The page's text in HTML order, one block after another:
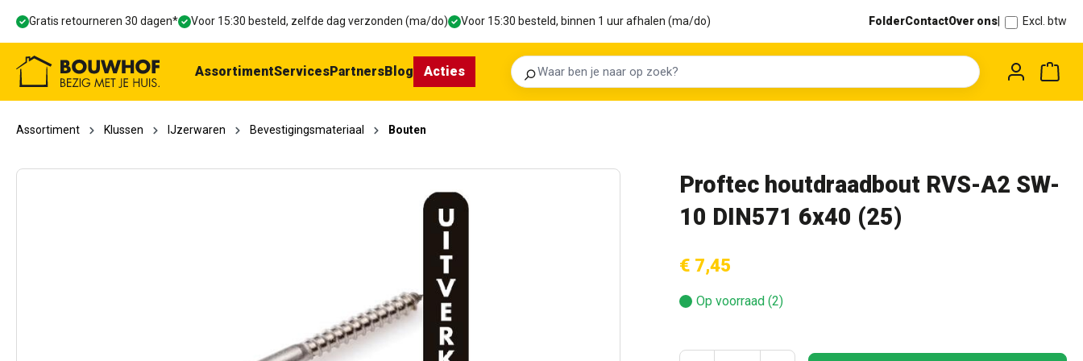
Ga naar de hoofdnavigatie
Gratis retourneren 30 dagen* Voor 15:30 besteld, zelfde dag verzonden (ma/do) Voor 15:30 besteld, binnen 1 uur afhalen (ma/do) FolderContactOver ons Excl. btw
Zoeken
AssortimentServicesPartnersBlog Acties
Assortiment Klussen IJzerwaren Bevestigingsmateriaal Bouten
Proftec houtdraadbout RVS-A2 SW-
10 DIN571 6x40 (25)
€ 7,45
Op voorraad (2)